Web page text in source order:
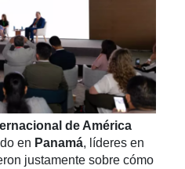
de América
en Panamá, líderes en
justamente sobre cómo